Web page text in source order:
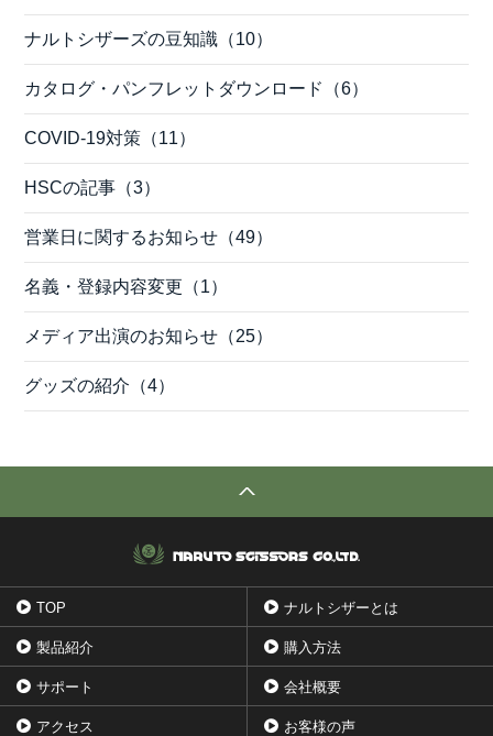
ナルトシザーズの豆知識（10）
カタログ・パンフレットダウンロード（6）
COVID-19対策（11）
HSCの記事（3）
営業日に関するお知らせ（49）
名義・登録内容変更（1）
メディア出演のお知らせ（25）
グッズの紹介（4）
TOP ナルトシザーとは
製品紹介 購入方法
サポート 会社概要
アクセス お客様の声